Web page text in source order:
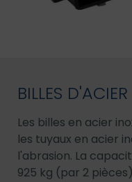
BILLES
Les billes en acier
les tuyaux en acier
l'abrasion. La
925 kg (par 2